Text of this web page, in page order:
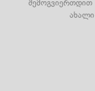
შემოგვიერთდით
ახალი